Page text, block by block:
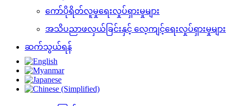
ကော်ပိုရိတ်လူမှုရေးလှုပ်ရှားမှုများ
အသိပညာဖလှယ်ခြင်းနှင့် လေ့ကျင့်ရေးလှုပ်ရှားမှုများ
ဆက်သွယ်ရန်